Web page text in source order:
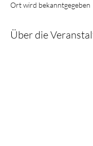
Ort wird bekanntgegeben
Über die